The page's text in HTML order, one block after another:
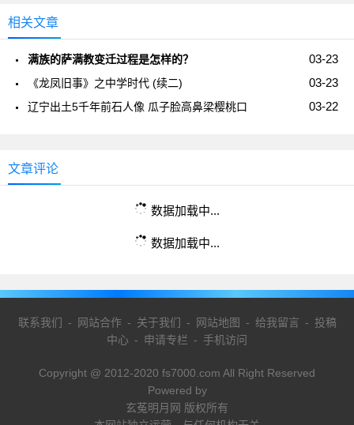
相关文章
03-23
满族的萨满教变迁过程是怎样的？
03-23
《龙凤旧事》之中学时代 (续二)
03-22
辽宁出土5千年前石人像 瓜子脸高鼻梁樱桃口
文章评论
数据加载中...
数据加载中...
联系我们 - 网站合作- 关于我们 - 网站地图 - 给我留言 - 投稿
中心 - 申请专栏 - 手机访问
Copyright @ 2012-2020 fs7000.com All Right Reserved
Powered by
玄菟明月网 版权所有